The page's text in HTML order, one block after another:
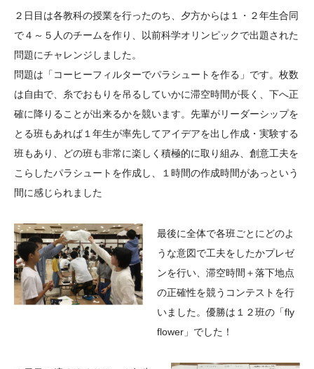
２日目は各教科の授業を行ったのち、夕方からは１・２年生合同
で４～５人のチームを作り、以前科学オリンピックで出題された
問題にチャレンジしました。
問題は「コーヒーフィルターでパラシュートを作る」です。枚数
は自由で、糸でおもりを吊るしていかに滞空時間が長く、下へ正
確に降りることが出来るかを競います。先輩がリーダーシップを
とる班もあれば１年生が率先してアイデアを出し作成・実験する
班もあり、どの班も非常に楽しく積極的に取り組み、創意工夫を
こらしたパラシュートを作成し、１時間の作成時間があっという
間に感じられました
最後に全体で各班ごとにどのよ
うな意図で工夫をしたかプレゼ
ンを行い、滞空時間＋落下地点
の正確性を競うコンテストを行
いました。優勝は１２班の「fly
flower」でした！